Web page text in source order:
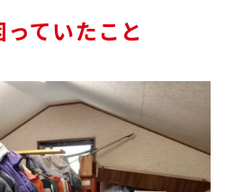
ていたこと